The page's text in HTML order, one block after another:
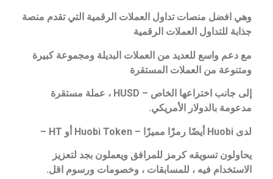
وهي افضل منصات تداول العملات الرقمية التي تقدم منصة
جذابة للتداول العملات الرقمية
مع دعم واسع للعديد من العملات البديلة ومجموعة كبيرة
ومتنوعة من العملات المستقرة
إلى جانب اختراعها الخاص – HUSD ، عملة مستقرة
مدعومة بالدولار الأمريكي.
لدى Huobi أيضًا رمزًا مميزًا – Huobi Token أو HT –
يحاولون تسويقه كرمز للمرافق ويعملون بجد لتعزيز
الاستخدام فيه ، للمسابقات ، وخصومات ورسوم اقل.